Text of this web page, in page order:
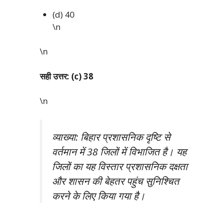
(d) 40
\n
\n
सही उत्तर: (c) 38
\n
व्याख्या: बिहार प्रशासनिक दृष्टि से
वर्तमान में 38 जिलों में विभाजित है। यह
जिलों का यह विस्तार प्रशासनिक दक्षता
और शासन की बेहतर पहुंच सुनिश्चित
करने के लिए किया गया है।